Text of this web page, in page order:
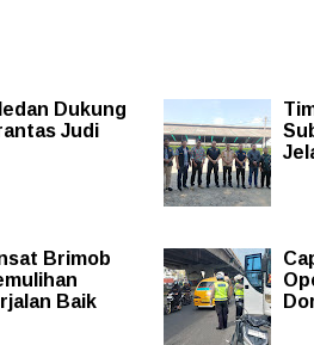
Dukung
Judi
Brimob
Baik